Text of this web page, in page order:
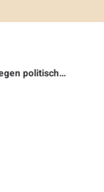
Wie sich NGOs gegen politische Repression absichern